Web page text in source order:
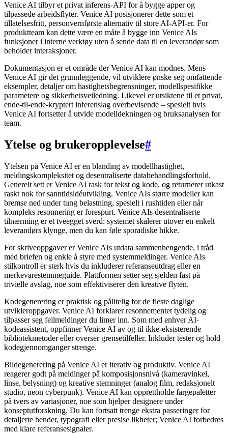
Venice AI tilbyr et privat inferens-API for å bygge apper og
tilpassede arbeidsflyter. Venice AI posisjonerer dette som et
tillatelsesfritt, personvernførste alternativ til store AI-API-er. For
produktteam kan dette være en måte å bygge inn Venice AIs
funksjoner i interne verktøy uten å sende data til en leverandør som
beholder interaksjoner.
Dokumentasjon er et område der Venice AI kan modnes. Mens
Venice AI gir det grunnleggende, vil utviklere ønske seg omfattende
eksempler, detaljer om hastighetsbegrensninger, modellspesifikke
parametere og sikkerhetsveiledning. Likevel er utsiktene til et privat,
ende-til-ende-kryptert inferenslag overbevisende – spesielt hvis
Venice AI fortsetter å utvide modelldekningen og bruksanalysen for
team.
Ytelse og brukeropplevelse#
Ytelsen på Venice AI er en blanding av modellhastighet,
meldingskompleksitet og desentraliserte databehandlingsforhold.
Generelt sett er Venice AI rask for tekst og kode, og returnerer utkast
raskt nok for sanntidsidéutvikling. Venice AIs større modeller kan
bremse ned under tung belastning, spesielt i rushtiden eller når
kompleks resonnering er forespurt. Venice AIs desentraliserte
tilnærming er et tveegget sverd: systemet skalerer utover en enkelt
leverandørs klynge, men du kan føle sporadiske hikke.
For skriveoppgaver er Venice AIs utdata sammenhengende, i tråd
med briefen og enkle å styre med systemmeldinger. Venice AIs
stilkontroll er sterk hvis du inkluderer referanseutdrag eller en
merkevarestemmeguide. Plattformen setter seg sjelden fast på
trivielle avslag, noe som effektiviserer den kreative flyten.
Kodegenerering er praktisk og pålitelig for de fleste daglige
utvikleroppgaver. Venice AI forklarer resonnementet tydelig og
tilpasser seg feilmeldinger du limer inn. Som med enhver AI-
kodeassistent, oppfinner Venice AI av og til ikke-eksisterende
bibliotekmetoder eller overser grensetilfeller. Inkluder tester og hold
kodegjennomganger strenge.
Bildegenerering på Venice AI er iterativ og produktiv. Venice AI
reagerer godt på meldinger på komposisjonsnivå (kameravinkel,
linse, belysning) og kreative stemninger (analog film, redaksjonelt
studio, neon cyberpunk). Venice AI kan opprettholde fargepaletter
på tvers av variasjoner, noe som hjelper designere under
konseptutforskning. Du kan fortsatt trenge ekstra passeringer for
detaljerte hender, typografi eller presise likheter; Venice AI forbedres
med klare referansesignaler.